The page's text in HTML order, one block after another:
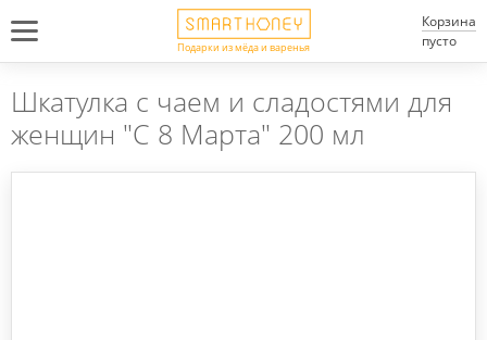
Подарки из мёда и варенья
Корзина
пусто
Шкатулка с чаем и сладостями для
женщин "С 8 Марта" 200 мл